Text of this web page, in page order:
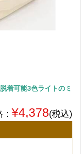
着可能3色ライトのミ
¥4,378(税込)